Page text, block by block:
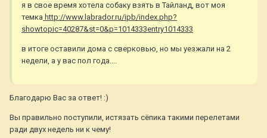
я в свое время хотела собаку взять в Тайланд, вот моя
темка http://www.labrador.ru/ipb/index.php?
showtopic=40287&st=0&p=1014333entry1014333
в итоге оставили дома с сверковью, но мы уезжали на 2
недели, а у вас пол года....
Благодарю Вас за ответ! :)
Вы правильно поступили, истязать сёпика такими перелетами
ради двух недель ни к чему!